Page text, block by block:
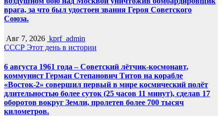
врага, за что был удостоен звания Героя Советского
Союза.
Авг 7, 2026 kprf_admin
СССР Этот день в истории
6 августа 1961 года – Советский лётчик-космонавт,
коммунист Герман Степанович Титов на корабле
«Восток-2» совершил первый в мире космический полёт
длительностью более суток (25 часов 11 минут), сделав 17
оборотов вокруг Земли, пролетев более 700 тысяч
километров.